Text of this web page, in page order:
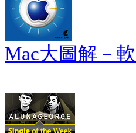
Mac大圖解－